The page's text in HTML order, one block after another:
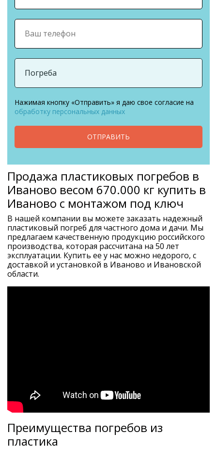
Нажимая кнопку «Отправить» я даю свое согласие на
обработку персональных данных
ОТПРАВИТЬ
Продажа пластиковых погребов в
Иваново весом 670.000 кг купить в
Иваново с монтажом под ключ
В нашей компании вы можете заказать надежный
пластиковый погреб для частного дома и дачи. Мы
предлагаем качественную продукцию российского
производства, которая рассчитана на 50 лет
эксплуатации. Купить ее у нас можно недорого, с
доставкой и установкой в Иваново и Ивановской
области.
Преимущества погребов из
пластика